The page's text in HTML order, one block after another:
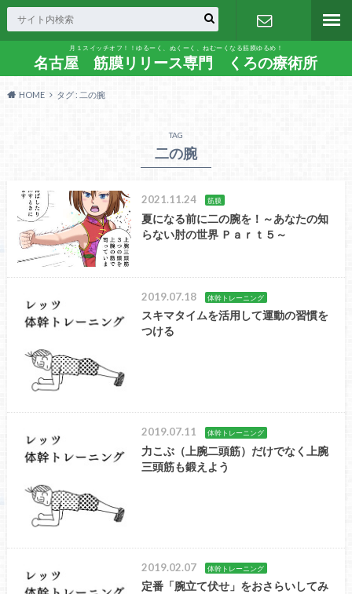
月１スイッチオフ！！ゆるーく、ぬくーく、ねむーくなる筋膜ゆるめ！
名古屋 筋膜リリース専門 くろの療術所
お問い合わ
HOME タグ : 二の腕
TAG
二の腕
2021.11.24 筋膜
夏になる前に二の腕を！～あなたの知
らない肘の世界 Ｐａｒｔ５～
2019.07.18 体幹トレーニング
スキマタイムを活用して運動の習慣を
つける
2019.07.11 体幹トレーニング
力こぶ（上腕二頭筋）だけでなく上腕
三頭筋も鍛えよう
2019.02.07 体幹トレーニング
定番「腕立て伏せ」をおさらいしてみ